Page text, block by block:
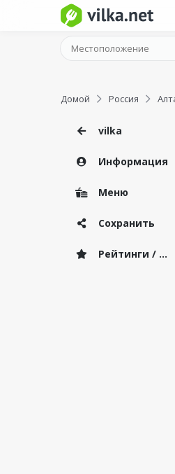
Домой Россия
vilka
Информация
Меню
Сохранить
Рейтинги / Отзывы